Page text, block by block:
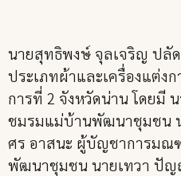
นายสุทธิพงษ์ จุลเจริญ ปลั
ประเภทผ้าและเครื่องแต่ง
การที่ 2 จังหวัดน่าน โดยมี
ชมรมแม่บ้านพัฒนาชุมชน
ศร อาสนะ ผู้บัญชาการมณ
พัฒนาชุมชน นายเทวา ปัญ